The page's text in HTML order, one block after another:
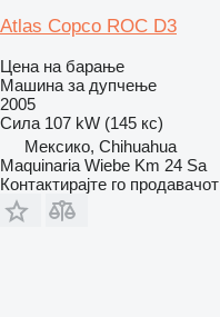
Atlas Copco ROC D3
Цена на барање
Машина за дупчење
2005
Сила 107 kW (145 кс)
Мексико, Chihuahua
Maquinaria Wiebe Km 24 Sa
Контактирајте го продавачот